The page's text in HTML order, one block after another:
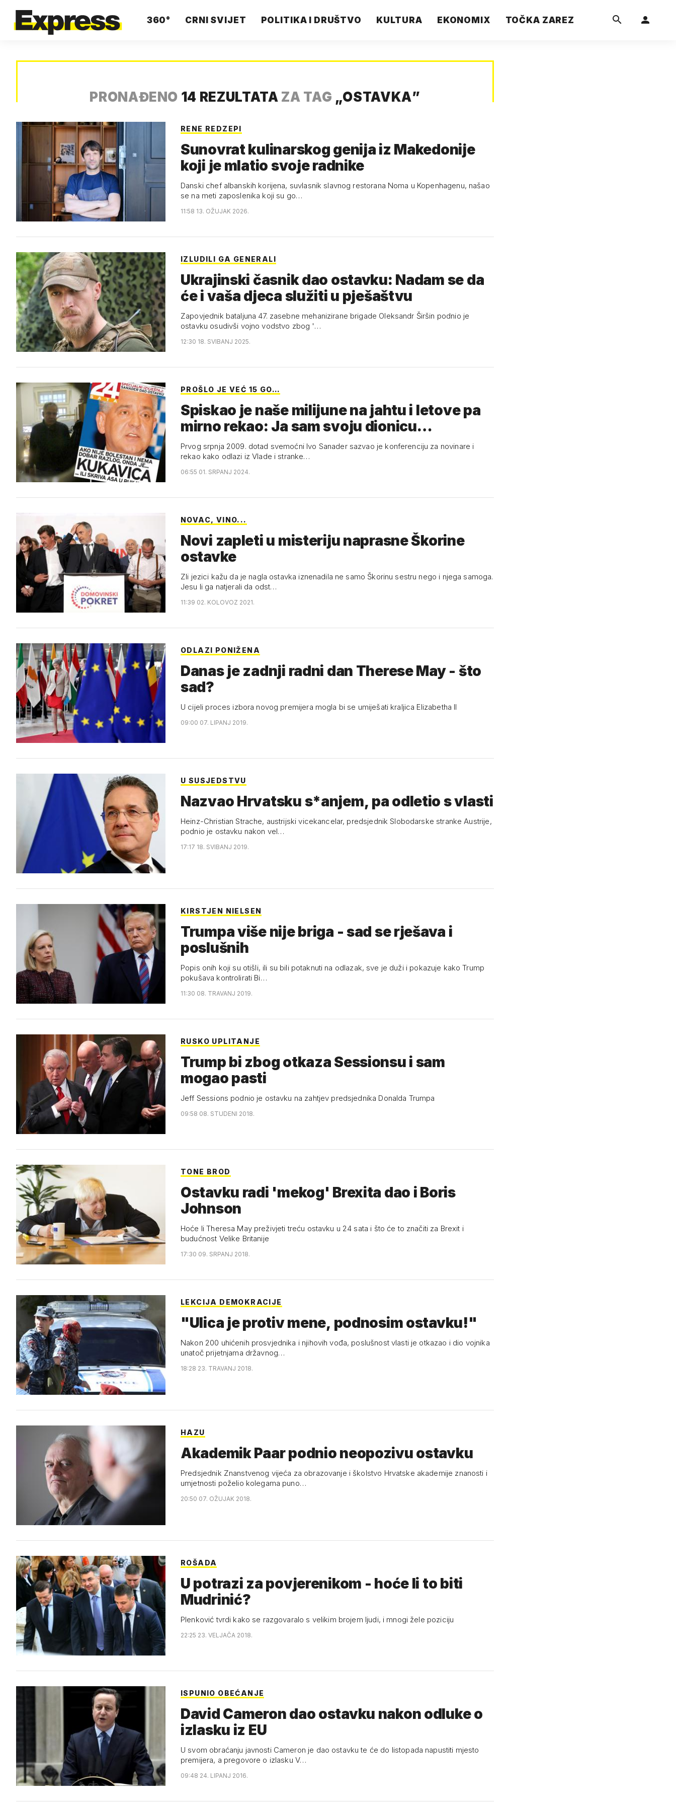
360° CRNI SVIJET POLITIKA I DRUŠTVO KULTURA EKONOMIX TOČKA ZAREZ
PRONAĐENO 14 REZULTATA ZA TAG „OSTAVKA”
RENE REDZEPI
Sunovrat kulinarskog genija iz Makedonije
koji je mlatio svoje radnike
Danski chef albanskih korijena, suvlasnik slavnog restorana Noma u Kopenhagenu, našao
se na meti zaposlenika koji su go…
11:58 13. OŽUJAK 2026.
IZLUDILI GA GENERALI
Ukrajinski časnik dao ostavku: Nadam se da
će i vaša djeca služiti u pješaštvu
Zapovjednik bataljuna 47. zasebne mehanizirane brigade Oleksandr Širšin podnio je
ostavku osudivši vojno vodstvo zbog '…
12:30 18. SVIBANJ 2025.
PROŠLO JE VEĆ 15 GO…
Spiskao je naše milijune na jahtu i letove pa
mirno rekao: Ja sam svoju dionicu…
Prvog srpnja 2009. dotad svemoćni Ivo Sanader sazvao je konferenciju za novinare i
rekao kako odlazi iz Vlade i stranke…
06:55 01. SRPANJ 2024.
NOVAC, VINO...
Novi zapleti u misteriju naprasne Škorine
ostavke
Zli jezici kažu da je nagla ostavka iznenadila ne samo Škorinu sestru nego i njega samoga.
Jesu li ga natjerali da odst…
11:39 02. KOLOVOZ 2021.
ODLAZI PONIŽENA
Danas je zadnji radni dan Therese May - što
sad?
U cijeli proces izbora novog premijera mogla bi se umiješati kraljica Elizabetha II
09:00 07. LIPANJ 2019.
U SUSJEDSTVU
Nazvao Hrvatsku s*anjem, pa odletio s vlasti
Heinz-Christian Strache, austrijski vicekancelar, predsjednik Slobodarske stranke Austrije,
podnio je ostavku nakon vel…
17:17 18. SVIBANJ 2019.
KIRSTJEN NIELSEN
Trumpa više nije briga - sad se rješava i
poslušnih
Popis onih koji su otišli, ili su bili potaknuti na odlazak, sve je duži i pokazuje kako Trump
pokušava kontrolirati Bi…
11:30 08. TRAVANJ 2019.
RUSKO UPLITANJE
Trump bi zbog otkaza Sessionsu i sam
mogao pasti
Jeff Sessions podnio je ostavku na zahtjev predsjednika Donalda Trumpa
09:58 08. STUDENI 2018.
TONE BROD
Ostavku radi 'mekog' Brexita dao i Boris
Johnson
Hoće li Theresa May preživjeti treću ostavku u 24 sata i što će to značiti za Brexit i
budućnost Velike Britanije
17:30 09. SRPANJ 2018.
LEKCIJA DEMOKRACIJE
"Ulica je protiv mene, podnosim ostavku!"
Nakon 200 uhićenih prosvjednika i njihovih vođa, poslušnost vlasti je otkazao i dio vojnika
unatoč prijetnjama državnog…
18:28 23. TRAVANJ 2018.
HAZU
Akademik Paar podnio neopozivu ostavku
Predsjednik Znanstvenog vijeća za obrazovanje i školstvo Hrvatske akademije znanosti i
umjetnosti poželio kolegama puno…
20:50 07. OŽUJAK 2018.
ROŠADA
U potrazi za povjerenikom - hoće li to biti
Mudrinić?
Plenković tvrdi kako se razgovaralo s velikim brojem ljudi, i mnogi žele poziciju
22:25 23. VELJAČA 2018.
ISPUNIO OBEĆANJE
David Cameron dao ostavku nakon odluke o
izlasku iz EU
U svom obraćanju javnosti Cameron je dao ostavku te će do listopada napustiti mjesto
premijera, a pregovore o izlasku V…
09:48 24. LIPANJ 2016.